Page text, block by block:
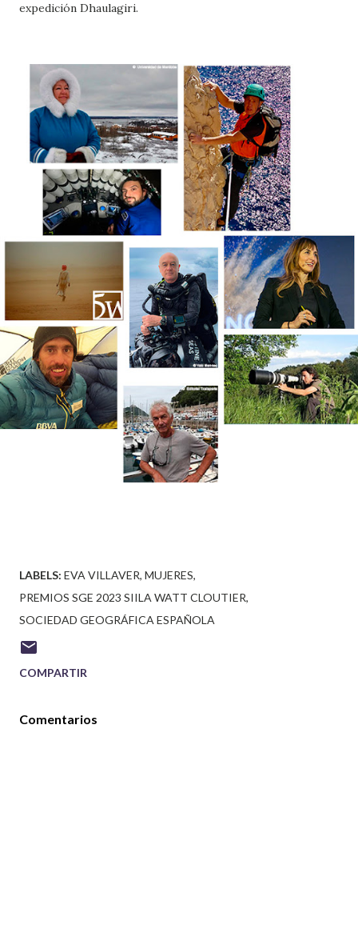
expedición Dhaulagiri.
LABELS: EVA VILLAVER MUJERES
PREMIOS SGE 2023 SIILA WATT CLOUTIER
SOCIEDAD GEOGRÁFICA ESPAÑOLA
COMPARTIR
Comentarios